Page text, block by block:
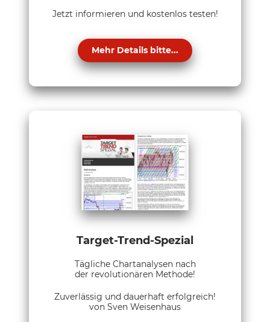
Jetzt informieren und kostenlos testen!
Mehr Details bitte...
Target-Trend-Spezial
Tägliche Chartanalysen nach
der revolutionären Methode!
Zuverlässig und dauerhaft erfolgreich!
von Sven Weisenhaus